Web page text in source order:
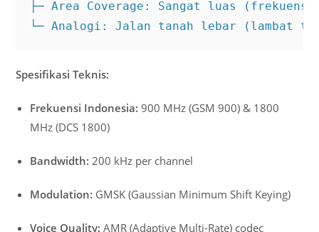
├─ Area Coverage: Sangat luas (frekuensi
└─ Analogi: Jalan tanah lebar (lambat
Spesifikasi Teknis:
Frekuensi Indonesia: 900 MHz (GSM 900) & 1800
MHz (DCS 1800)
Bandwidth: 200 kHz per channel
Modulation: GMSK (Gaussian Minimum Shift Keying)
Voice Quality: AMR (Adaptive Multi-Rate) codec